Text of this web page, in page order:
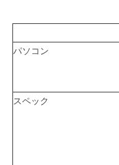
パソコン
スペック